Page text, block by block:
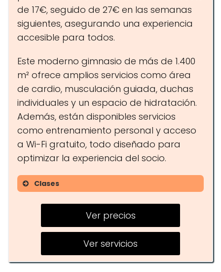
de 17€, seguido de 27€ en las semanas
siguientes, asegurando una experiencia
accesible para todos.
Este moderno gimnasio de más de 1.400
m² ofrece amplios servicios como área
de cardio, musculación guiada, duchas
individuales y un espacio de hidratación.
Además, están disponibles servicios
como entrenamiento personal y acceso
a Wi-Fi gratuito, todo diseñado para
optimizar la experiencia del socio.
Clases
Musculación guiada y libre
Clases colectivas virtuales
Cross Training
Studio Bike
Ver precios
Ver servicios